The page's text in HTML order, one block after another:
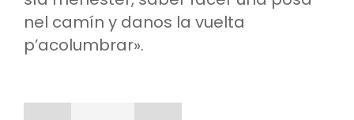
nel camín y danos la vuelta
p’acolumbrar».